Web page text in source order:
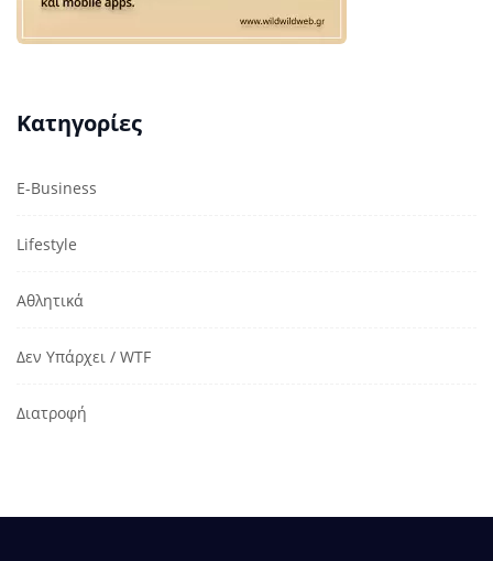
Κατηγορίες
E-Business
Lifestyle
Αθλητικά
Δεν Υπάρχει / WTF
Διατροφή